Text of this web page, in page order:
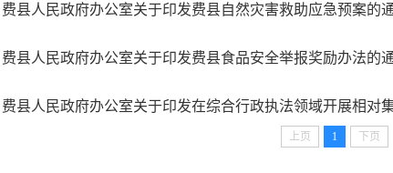
费县人民政府办公室关于印发费县自然灾害救助应急预案的
费县人民政府办公室关于印发费县食品安全举报奖励办法的
费县人民政府办公室关于印发在综合行政执法领域开展相对
上页 1 下页